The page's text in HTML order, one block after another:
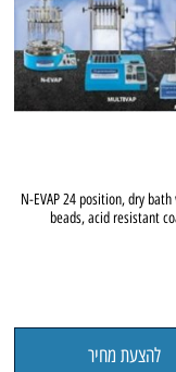
N-EVAP 24 position, dry
beads, acid resistant
להצעת מחיר